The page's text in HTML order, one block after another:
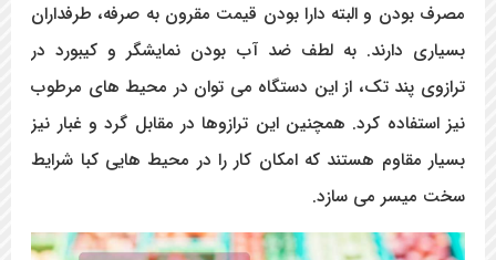
مصرف بودن و البته دارا بودن قیمت مقرون به صرفه، طرفداران
بسیاری دارند. به لطف ضد آب بودن نمایشگر و کیبورد در
ترازوی پند تک، از این دستگاه می توان در محیط های مرطوب
نیز استفاده کرد. همچنین این ترازوها در مقابل گرد و غبار نیز
بسیار مقاوم هستند که امکان کار را در محیط هایی کبا شرایط
سخت میسر می سازد.